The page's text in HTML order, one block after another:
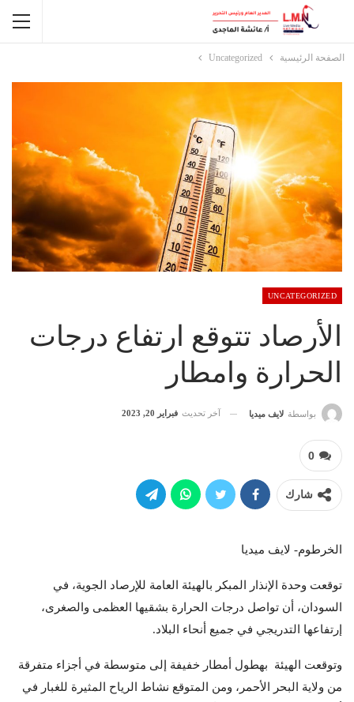
الصفحة الرئيسية Uncategorized
UNCATEGORIZED
الأرصاد تتوقع ارتفاع درجات
الحرارة وامطار
بواسطة لايف ميديا آخر تحديث فبراير 20, 2023
0
شارك
الخرطوم- لايف ميديا
توقعت وحدة الإنذار المبكر بالهيئة العامة للإرصاد الجوية، في
السودان، أن تواصل درجات الحرارة بشقيها العظمى والصغرى،
إرتفاعها التدريجي في جميع أنحاء البلاد.
وتوقعت الهيئة بهطول أمطار خفيفة إلى متوسطة في أجزاء متفرقة
من ولاية البحر الأحمر، ومن المتوقع نشاط الرياح المثيرة للغبار في